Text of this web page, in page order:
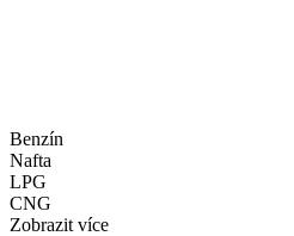
Benzín
Nafta
LPG
CNG
Zobrazit více